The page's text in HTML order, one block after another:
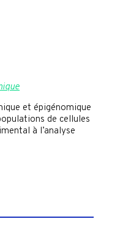
et épigénomique
de cellules
à l’analyse